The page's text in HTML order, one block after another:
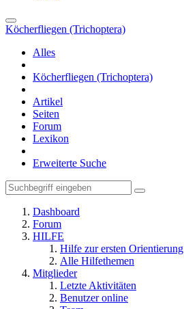
Köcherfliegen (Trichoptera)
Alles
Köcherfliegen (Trichoptera)
Artikel
Seiten
Forum
Lexikon
Erweiterte Suche
Dashboard
Forum
HILFE
Hilfe zur ersten Orientierung
Alle Hilfethemen
Mitglieder
Letzte Aktivitäten
Benutzer online